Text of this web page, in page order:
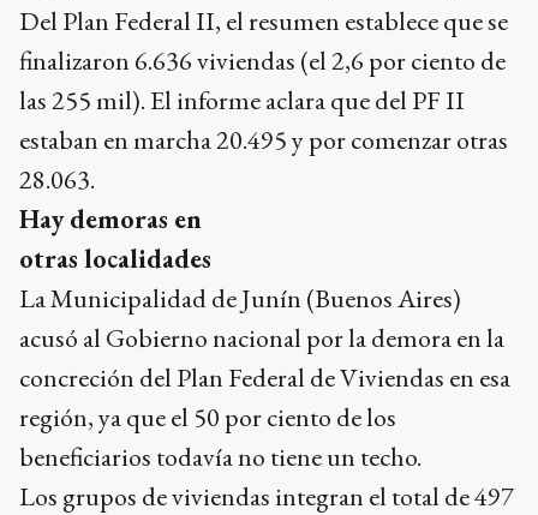
Del Plan Federal II, el resumen establece que se
finalizaron 6.636 viviendas (el 2,6 por ciento de
las 255 mil). El informe aclara que del PF II
estaban en marcha 20.495 y por comenzar otras
28.063.
Hay demoras en
otras localidades
La Municipalidad de Junín (Buenos Aires)
acusó al Gobierno nacional por la demora en la
concreción del Plan Federal de Viviendas en esa
región, ya que el 50 por ciento de los
beneficiarios todavía no tiene un techo.
Los grupos de viviendas integran el total de 497